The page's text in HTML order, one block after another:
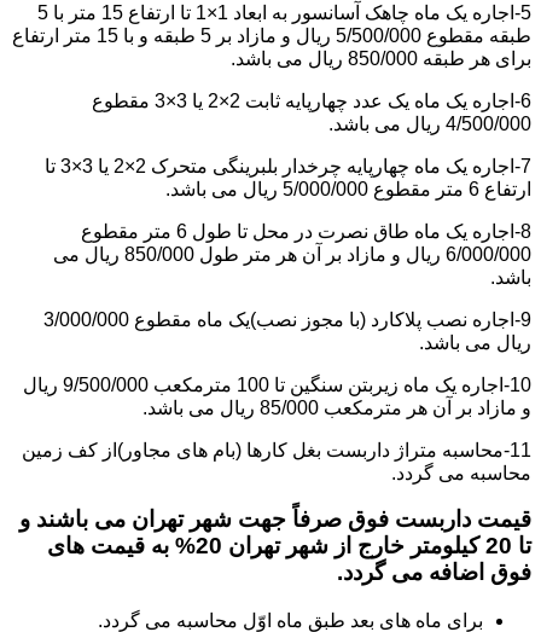
5-اجاره یک ماه چاهک آسانسور به ابعاد 1×1 تا ارتفاع 15 متر با 5
طبقه مقطوع 5/500/000 ریال و مازاد بر 5 طبقه و با 15 متر ارتفاع
برای هر طبقه 850/000 ریال می باشد.
6-اجاره یک ماه یک عدد چهارپایه ثابت 2×2 یا 3×3 مقطوع
4/500/000 ریال می باشد.
7-اجاره یک ماه چهارپایه چرخدار بلبرینگی متحرک 2×2 یا 3×3 تا
ارتفاع 6 متر مقطوع 5/000/000 ریال می باشد.
8-اجاره یک ماه طاق نصرت در محل تا طول 6 متر مقطوع
6/000/000 ریال و مازاد بر آن هر متر طول 850/000 ریال می
باشد.
9-اجاره نصب پلاکارد (با مجوز نصب)یک ماه مقطوع 3/000/000
ریال می باشد.
10-اجاره یک ماه زیربتن سنگین تا 100 مترمکعب 9/500/000 ریال
و مازاد بر آن هر مترمکعب 85/000 ریال می باشد.
11-محاسبه متراژ داربست بغل کارها (بام های مجاور)از کف زمین
محاسبه می گردد.
قیمت داربست فوق صرفاً جهت شهر تهران می باشند و
تا 20 کیلومتر خارج از شهر تهران 20% به قیمت های
فوق اضافه می گردد.
برای ماه های بعد طبق ماه اوّل محاسبه می گردد.